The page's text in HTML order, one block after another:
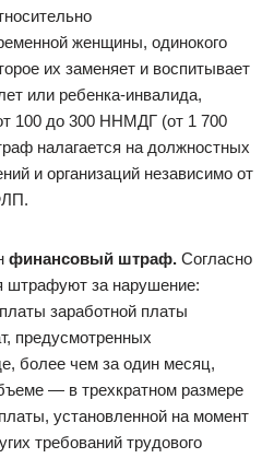
женщины, одинокого
их заменяет и воспитывает
или ребенка-инвалида,
100 до 300 ННМДГ (от 1 700
налагается нa должностных
и организаций независимо от
финансовый штраф. Согласно
штрафуют за нарушение:
заработной платы
предусмотренных
более чем за один месяц,
— в трехкратном размере
установленной на момент
требований трудового